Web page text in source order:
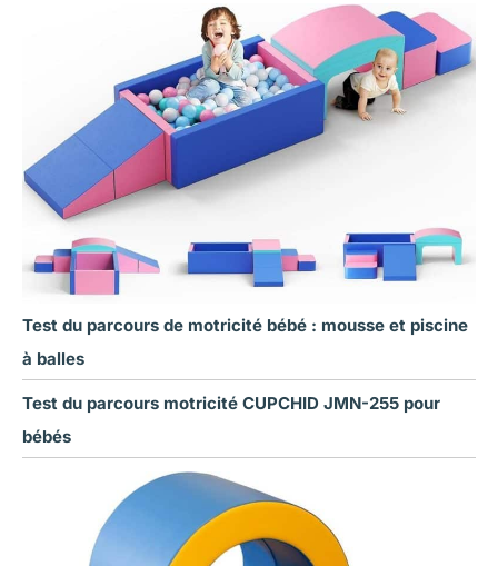
Test du parcours de motricité bébé : mousse et piscine
à balles
Test du parcours motricité CUPCHID JMN-255 pour
bébés